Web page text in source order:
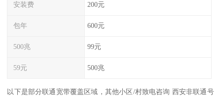
安装费 200元
包年 600元
500兆 99元
59元 500兆
以下是部分联通宽带覆盖区域，其他小区/村致电咨询 西安非联通号